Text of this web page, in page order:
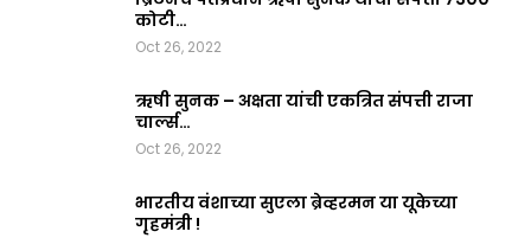
कोटी…
Oct 26, 2022
ऋषी सुनक – अक्षता यांची एकत्रित संपत्ती राजा
चार्ल्स…
Oct 26, 2022
भारतीय वंशाच्या सुएला ब्रेव्हरमन या यूकेच्या
गृहमंत्री !